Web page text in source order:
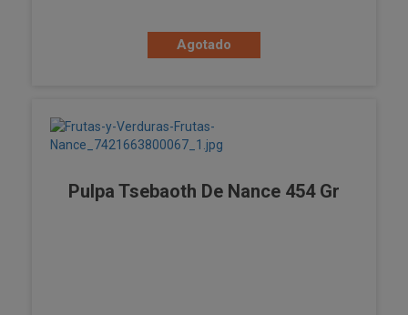
Agotado
Pulpa Tsebaoth De Nance 454 Gr